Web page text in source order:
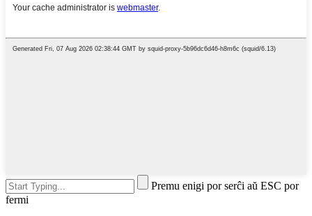
Premu enigi por serĉi aŭ ESC por
fermi